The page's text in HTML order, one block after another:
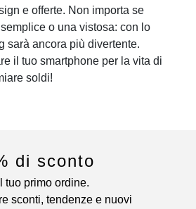
e offerte. Non importa se
o una vistosa: con lo
sarà ancora più divertente.
il tuo smartphone per la vita di
soldi!
di sconto
tuo primo ordine.
sconti, tendenze e nuovi